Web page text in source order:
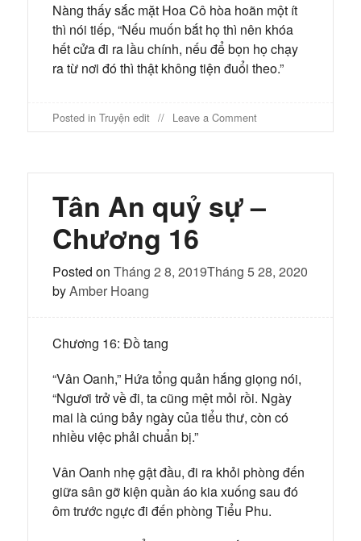
Nàng thấy sắc mặt Hoa Cô hòa hoãn một ít
thì nói tiếp, “Nếu muốn bắt họ thì nên khóa
hết cửa đi ra lầu chính, nếu để bọn họ chạy
ra từ nơi đó thì thật không tiện đuổi theo.”
Posted in Truyện edit Leave a Commenton
Tân
sự
Chương
Tân An quỷ sự –
Chương 16
Posted on Tháng 2 8, 2019Tháng 5 28, 2020
byAmber Hoang
Chương 16: Đồ tang
“Vân Oanh,” Hứa tổng quản hắng giọng nói,
“Ngươi trở về đi, ta cũng mệt mỏi rồi. Ngày
mai là cúng bảy ngày của tiểu thư, còn có
nhiều việc phải chuẩn bị.”
Vân Oanh nhẹ gật đầu, đi ra khỏi phòng đến
giữa sân gỡ kiện quần áo kia xuống sau đó
ôm trước ngực đi đến phòng Tiểu Phu.